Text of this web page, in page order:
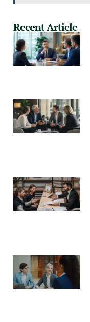
Recent Article